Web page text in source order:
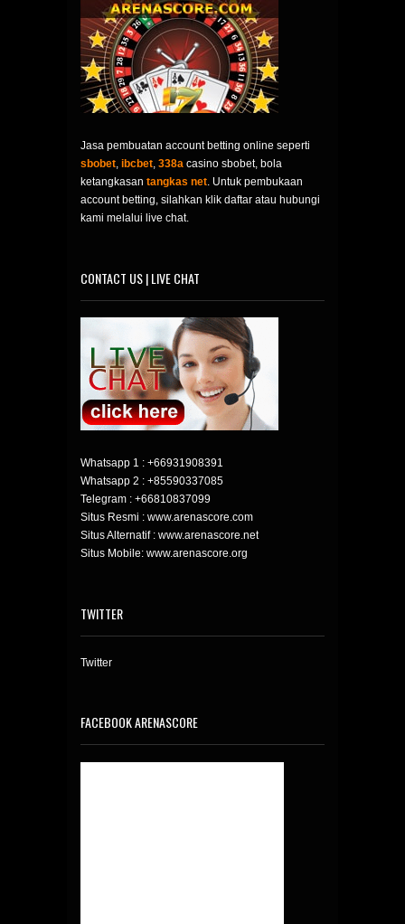
Jasa pembuatan account betting online seperti
sbobet, ibcbet, 338a casino sbobet, bola
ketangkasan tangkas net. Untuk pembukaan
account betting, silahkan klik daftar atau hubungi
kami melalui live chat.
CONTACT US | LIVE CHAT
Whatsapp 1 : +66931908391
Whatsapp 2 : +85590337085
Telegram : +66810837099
Situs Resmi : www.arenascore.com
Situs Alternatif : www.arenascore.net
Situs Mobile: www.arenascore.org
TWITTER
Twitter
FACEBOOK ARENASCORE